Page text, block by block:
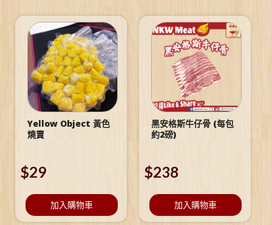
Yellow Object 黃色
燒賣
$29
加入購物車
黑安格斯牛仔骨 (每包
約2磅)
$238
加入購物車